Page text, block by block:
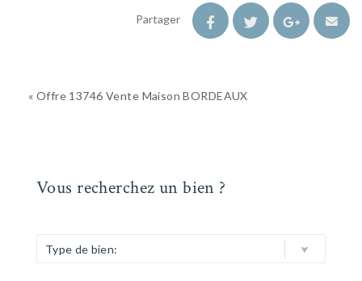
Partager
« Offre 13746 Vente Maison BORDEAUX
Vous recherchez un bien ?
Type de bien: